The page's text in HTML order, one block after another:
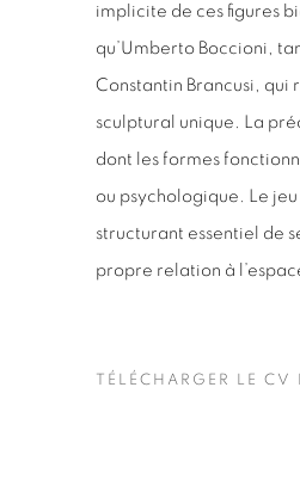
implicite de ces figures
qu’Umberto Boccioni,
Constantin Brancusi, qui
sculptural unique. La
dont les formes
ou psychologique. Le
structurant essentiel de
propre relation à
TÉLÉCHARGER LE CV